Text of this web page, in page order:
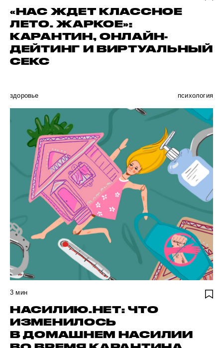
«НАС ЖДЕТ КЛАССНОЕ
ЛЕТО. ЖАРКОЕ»:
КАРАНТИН, ОНЛАЙН-
ДЕЙТИНГ И ВИРТУАЛЬНЫЙ
СЕКС
здоровье психология
3 мин
НАСИЛИЮ.НЕТ: ЧТО
ИЗМЕНИЛОСЬ
В ДОМАШНЕМ НАСИЛИИ